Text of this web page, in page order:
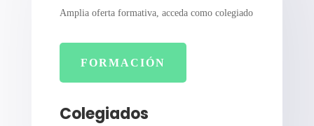
Amplia oferta formativa, acceda como colegiado
FORMACIÓN
Colegiados